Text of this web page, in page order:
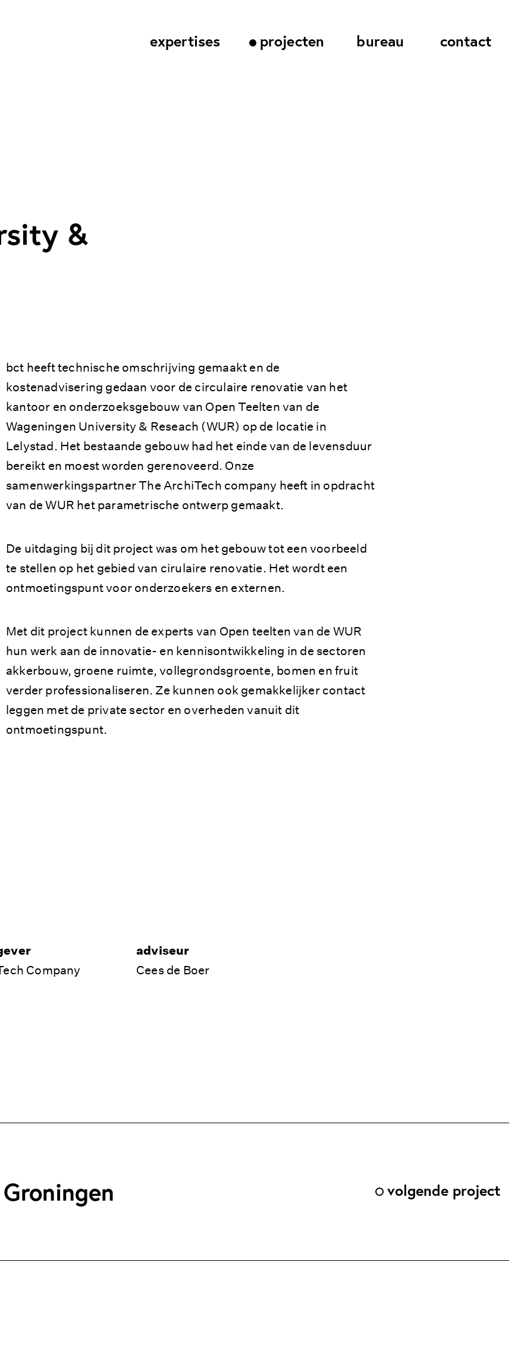
expertises projecten bureau contact
&
bct heeft technische omschrijving gemaakt en de
kostenadvisering gedaan voor de circulaire renovatie van het
kantoor en onderzoeksgebouw van Open Teelten van de
Wageningen University & Reseach (WUR) op de locatie in
Lelystad. Het bestaande gebouw had het einde van de levensduur
bereikt en moest worden gerenoveerd. Onze
samenwerkingspartner The ArchiTech company heeft in opdracht
van de WUR het parametrische ontwerp gemaakt.
De uitdaging bij dit project was om het gebouw tot een voorbeeld
te stellen op het gebied van cirulaire renovatie. Het wordt een
ontmoetingspunt voor onderzoekers en externen.
Met dit project kunnen de experts van Open teelten van de WUR
hun werk aan de innovatie- en kennisontwikkeling in de sectoren
akkerbouw, groene ruimte, vollegrondsgroente, bomen en fruit
verder professionaliseren. Ze kunnen ook gemakkelijker contact
leggen met de private sector en overheden vanuit dit
ontmoetingspunt.
Company
adviseur
Cees de Boer
volgende project